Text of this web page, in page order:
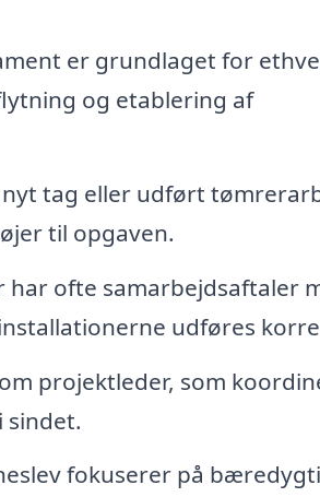
er grundlaget for
og etablering af
tag eller udført
til opgaven.
ofte samarbejdsaftaler
udføres
projektleder, som
sindet.
fokuserer på